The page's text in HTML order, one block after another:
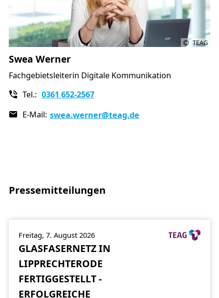
TEAG
Swea Werner
Fachgebietsleiterin Digitale Kommunikation
Tel.: 0361 652-2567
E-Mail: swea.werner@teag.de
Pressemitteilungen
Freitag, 7. August 2026
GLASFASERNETZ IN
LIPPRECHTERODE
FERTIGGESTELLT -
ERFOLGREICHE